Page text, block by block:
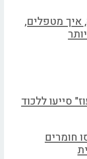
איך מטפלים,
סייעו ללכוד
חומרים